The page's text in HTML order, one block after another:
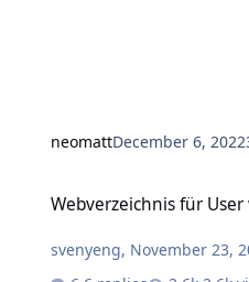
neomattDecember 6, 2022
Webverzeichnis für
svenyeng, November 23,